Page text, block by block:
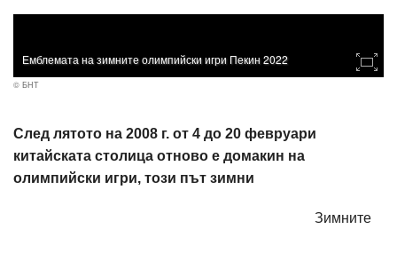
Емблемата на зимните олимпийски игри Пекин 2022
© БНТ
След лятото на 2008 г. от 4 до 20 февруари
китайската столица отново е домакин на
олимпийски игри, този път зимни
Зимните